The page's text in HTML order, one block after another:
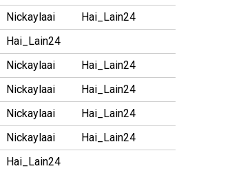
Nickaylaai
Hai_Lain24
Hai_Lain24
Nickaylaai
Hai_Lain24
Nickaylaai
Hai_Lain24
Nickaylaai
Hai_Lain24
Nickaylaai
Hai_Lain24
Hai_Lain24